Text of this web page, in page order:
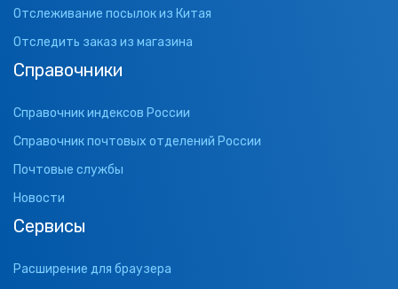
Отслеживание посылок из Китая
Отследить заказ из магазина
Справочники
Справочник индексов России
Справочник почтовых отделений России
Почтовые службы
Новости
Сервисы
Расширение для браузера